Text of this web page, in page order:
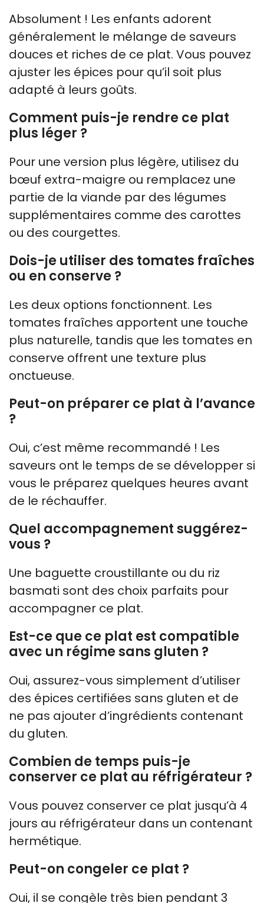
Absolument ! Les enfants adorent
généralement le mélange de saveurs
douces et riches de ce plat. Vous pouvez
ajuster les épices pour qu’il soit plus
adapté à leurs goûts.
Comment puis-je rendre ce plat
plus léger ?
Pour une version plus légère, utilisez du
bœuf extra-maigre ou remplacez une
partie de la viande par des légumes
supplémentaires comme des carottes
ou des courgettes.
Dois-je utiliser des tomates fraîches
ou en conserve ?
Les deux options fonctionnent. Les
tomates fraîches apportent une touche
plus naturelle, tandis que les tomates en
conserve offrent une texture plus
onctueuse.
Peut-on préparer ce plat à l’avance
?
Oui, c’est même recommandé ! Les
saveurs ont le temps de se développer si
vous le préparez quelques heures avant
de le réchauffer.
Quel accompagnement suggérez-
vous ?
Une baguette croustillante ou du riz
basmati sont des choix parfaits pour
accompagner ce plat.
Est-ce que ce plat est compatible
avec un régime sans gluten ?
Oui, assurez-vous simplement d’utiliser
des épices certifiées sans gluten et de
ne pas ajouter d’ingrédients contenant
du gluten.
Combien de temps puis-je
conserver ce plat au réfrigérateur ?
Vous pouvez conserver ce plat jusqu’à 4
jours au réfrigérateur dans un contenant
hermétique.
Peut-on congeler ce plat ?
Oui, il se congèle très bien pendant 3